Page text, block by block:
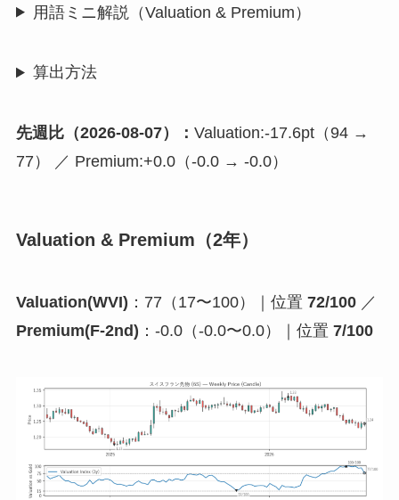
用語ミニ解説（Valuation & Premium）
算出方法
先週比（2026-08-07）： Valuation:-17.6pt（94 →
77） ／ Premium:+0.0（-0.0 → -0.0）
Valuation & Premium（2年）
Valuation(WVI) ：77（17〜100）｜位置 72/100／
Premium(F-2nd) ：-0.0（-0.0〜0.0）｜位置 7/100